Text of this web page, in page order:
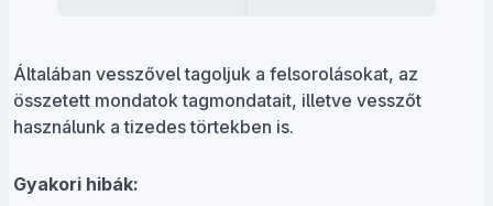
Általában vesszővel tagoljuk a felsorolásokat, az
összetett mondatok tagmondatait, illetve vesszőt
használunk a tizedes törtekben is.
Gyakori hibák: